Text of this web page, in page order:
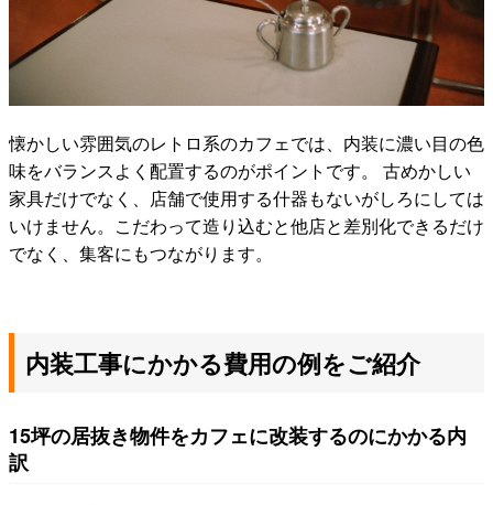
懐かしい雰囲気のレトロ系のカフェでは、内装に濃い目の色
味をバランスよく配置するのがポイントです。 古めかしい
家具だけでなく、店舗で使用する什器もないがしろにしては
いけません。こだわって造り込むと他店と差別化できるだけ
でなく、集客にもつながります。
内装工事にかかる費用の例をご紹介
15坪の居抜き物件をカフェに改装するのにかかる内
訳